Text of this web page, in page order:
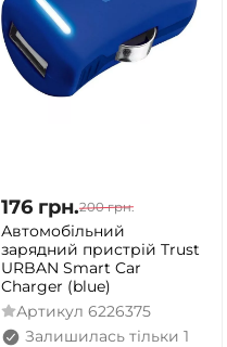
176 грн.200 грн.
Автомобільний
зарядний пристрій Trust
URBAN Smart Car
Charger (blue)
Артикул 6226375
Залишилась тільки 1